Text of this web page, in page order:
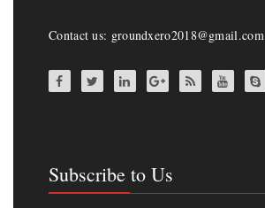
Contact us: groundxero2018@gmail.com
Subscribe to Us